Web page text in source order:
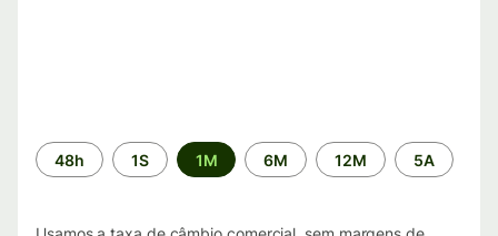
Período
de
48h 1S 1M 6M 12M 5A